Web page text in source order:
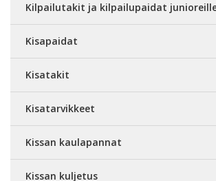
Kilpailutakit ja kilpailupaidat
Kisapaidat
Kisatakit
Kisatarvikkeet
Kissan kaulapannat
Kissan kuljetus